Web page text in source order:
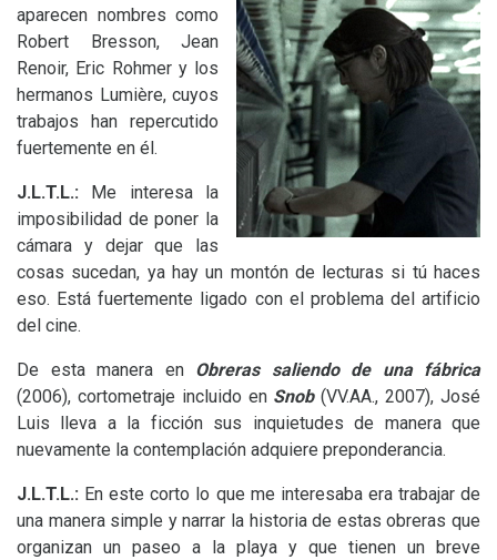
aparecen nombres como
Robert Bresson, Jean
Renoir, Eric Rohmer y los
hermanos Lumière, cuyos
trabajos han repercutido
fuertemente en él.
J.L.T.L.: Me interesa la
imposibilidad de poner la
cámara y dejar que las
cosas sucedan, ya hay un montón de lecturas si tú haces
eso. Está fuertemente ligado con el problema del artificio
del cine.
De esta manera en Obreras saliendo de una fábrica
(2006), cortometraje incluido en Snob(VV.AA., 2007), José
Luis lleva a la ficción sus inquietudes de manera que
nuevamente la contemplación adquiere preponderancia.
J.L.T.L.: En este corto lo que me interesaba era trabajar de
una manera simple y narrar la historia de estas obreras que
organizan un paseo a la playa y que tienen un breve